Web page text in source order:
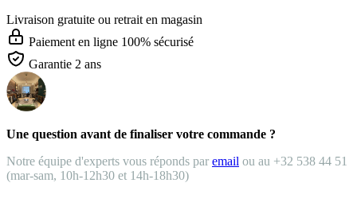
Livraison gratuite ou retrait en magasin
Paiement en ligne 100% sécurisé
Garantie 2 ans
Une question avant de finaliser votre commande ?
Notre équipe d'experts vous réponds par email ou au +32 538 44 51
(mar-sam, 10h-12h30 et 14h-18h30)